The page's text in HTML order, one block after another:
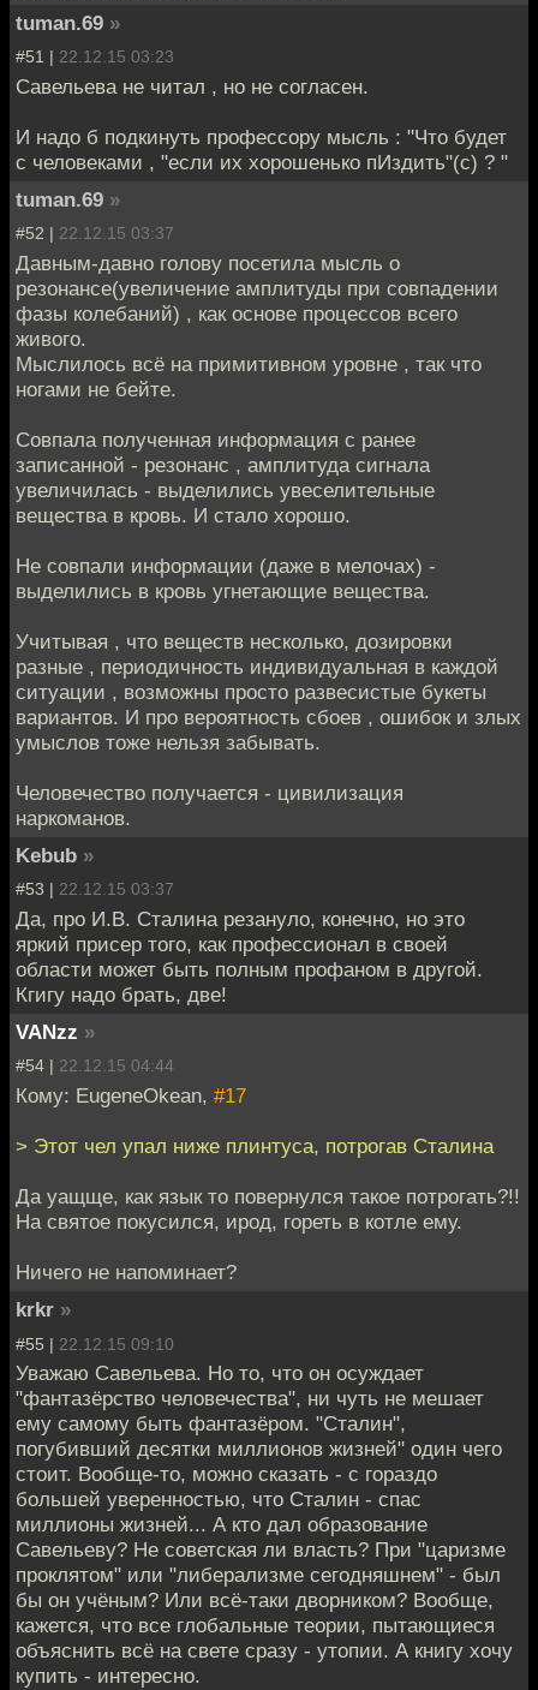
tuman.69 »
#51 | 22.12.15 03:23
Савельева не читал , но не согласен.
И надо б подкинуть профессору мысль : "Что будет
с человеками , "если их хорошенько пИздить"(с) ? "
tuman.69 »
#52 | 22.12.15 03:37
Давным-давно голову посетила мысль о
резонансе(увеличение амплитуды при совпадении
фазы колебаний) , как основе процессов всего
живого.
Мыслилось всё на примитивном уровне , так что
ногами не бейте.
Совпала полученная информация с ранее
записанной - резонанс , амплитуда сигнала
увеличилась - выделились увеселительные
вещества в кровь. И стало хорошо.
Не совпали информации (даже в мелочах) -
выделились в кровь угнетающие вещества.
Учитывая , что веществ несколько, дозировки
разные , периодичность индивидуальная в каждой
ситуации , возможны просто развесистые букеты
вариантов. И про вероятность сбоев , ошибок и злых
умыслов тоже нельзя забывать.
Человечество получается - цивилизация
наркоманов.
Kebub »
#53 | 22.12.15 03:37
Да, про И.В. Сталина резануло, конечно, но это
яркий присер того, как профессионал в своей
области может быть полным профаном в другой.
Кгигу надо брать, две!
VANzz »
#54 | 22.12.15 04:44
Кому: EugeneOkean, #17
> Этот чел упал ниже плинтуса, потрогав Сталина
Да уащще, как язык то повернулся такое потрогать?!!
На святое покусился, ирод, гореть в котле ему.
Ничего не напоминает?
krkr »
#55 | 22.12.15 09:10
Уважаю Савельева. Но то, что он осуждает
"фантазёрство человечества", ни чуть не мешает
ему самому быть фантазёром. "Сталин",
погубивший десятки миллионов жизней" один чего
стоит. Вообще-то, можно сказать - с гораздо
большей уверенностью, что Сталин - спас
миллионы жизней... А кто дал образование
Савельеву? Не советская ли власть? При "царизме
проклятом" или "либерализме сегодняшнем" - был
бы он учёным? Или всё-таки дворником? Вообще,
кажется, что все глобальные теории, пытающиеся
объяснить всё на свете сразу - утопии. А книгу хочу
купить - интересно.